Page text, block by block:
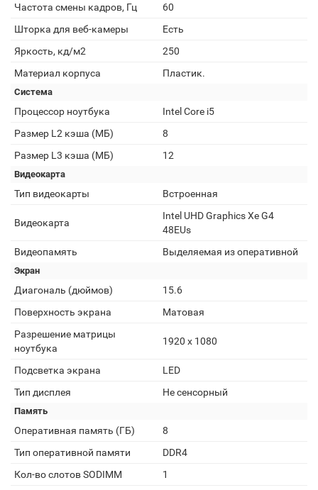
Частота смены кадров, Гц
60
Шторка для веб-камеры
Есть
Яркость, кд/м2
250
Материал корпуса
Пластик.
Система
Процессор ноутбука
Intel Core i5
Размер L2 кэша (МБ)
8
Размер L3 кэша (МБ)
12
Видеокарта
Тип видеокарты Встроенная
Видеокарта
Intel UHD Graphics Xe G4
48EUs
Видеопамять
Выделяемая из оперативной
Экран
Диагональ (дюймов)
15.6
Поверхность экрана
Матовая
Разрешение матрицы
ноутбука
1920 x 1080
Подсветка экрана
LED
Тип дисплея
Не сенсорный
Память
Оперативная память (ГБ)
8
Тип оперативной памяти
DDR4
Кол-во слотов SODIMM
1